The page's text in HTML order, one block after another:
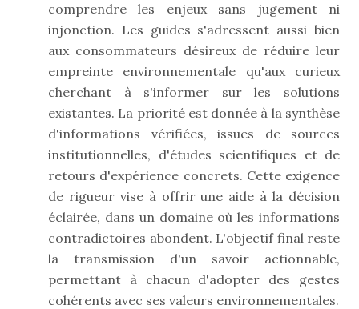
comprendre les enjeux sans jugement ni
injonction. Les guides s'adressent aussi bien
aux consommateurs désireux de réduire leur
empreinte environnementale qu'aux curieux
cherchant à s'informer sur les solutions
existantes. La priorité est donnée à la synthèse
d'informations vérifiées, issues de sources
institutionnelles, d'études scientifiques et de
retours d'expérience concrets. Cette exigence
de rigueur vise à offrir une aide à la décision
éclairée, dans un domaine où les informations
contradictoires abondent. L'objectif final reste
la transmission d'un savoir actionnable,
permettant à chacun d'adopter des gestes
cohérents avec ses valeurs environnementales.